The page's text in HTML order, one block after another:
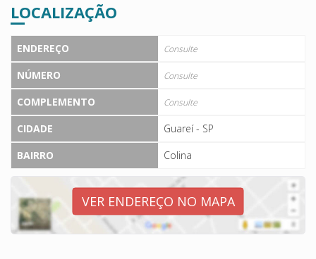
LOCALIZAÇÃO
ENDEREÇO Consulte
NÚMERO Consulte
COMPLEMENTO Consulte
CIDADE
Guareí - SP
BAIRRO
Colina
VER ENDEREÇO NO MAPA